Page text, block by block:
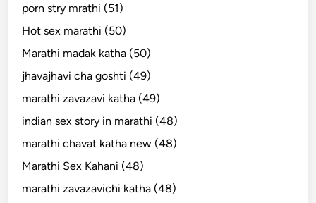
porn stry mrathi (51)
Hot sex marathi (50)
Marathi madak katha (50)
jhavajhavi cha goshti (49)
marathi zavazavi katha (49)
indian sex story in marathi (48)
marathi chavat katha new (48)
Marathi Sex Kahani (48)
marathi zavazavichi katha (48)